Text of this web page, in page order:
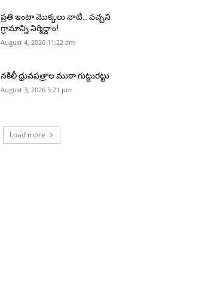
ప్రతి ఇంటా మొక్కలు నాటి.. పచ్చని
గ్రామాన్ని నిర్మిద్దాం!
August 4, 2026 11:22 am
నకిలీ ధ్రువపత్రాల ముఠా గుట్టురట్టు
August 3, 2026 3:21 pm
Load more